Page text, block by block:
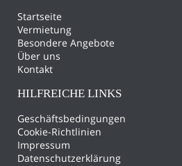
Startseite
Vermietung
Besondere Angebote
Über uns
Kontakt
HILFREICHE LINKS
Geschäftsbedingungen
Cookie-Richtlinien
Impressum
Datenschutzerklärung